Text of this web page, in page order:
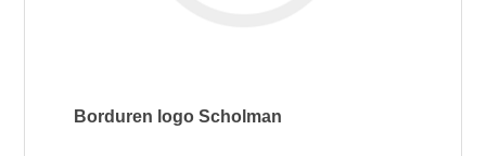
Borduren logo Scholman